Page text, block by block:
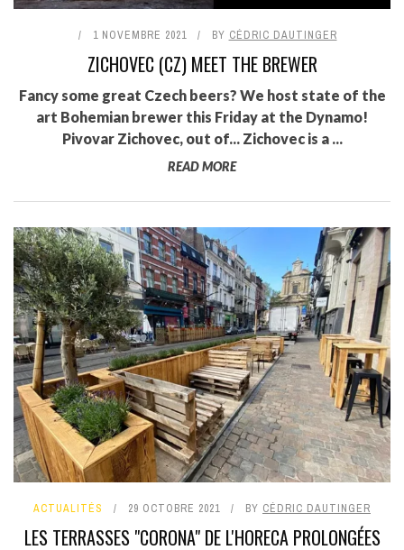
1 NOVEMBRE 2021 BY CÉDRIC DAUTINGER
ZICHOVEC (CZ) MEET THE BREWER
Fancy some great Czech beers? We host state of the
art Bohemian brewer this Friday at the Dynamo!
Pivovar Zichovec, out of... Zichovec is a ...
READ MORE
ACTUALITÉS 29 OCTOBRE 2021 BY CÉDRIC DAUTINGER
LES TERRASSES "CORONA" DE L'HORECA PROLONGÉES